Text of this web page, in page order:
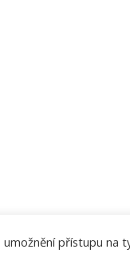
přístupu na